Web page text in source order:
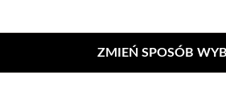
ZMIEŃ SPOSÓB